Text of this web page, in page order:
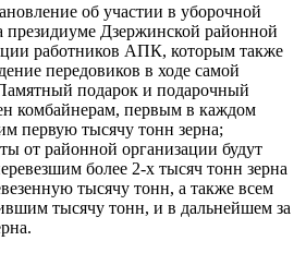
об участии в уборочной
Дзержинской районной
работников АПК, которым также
передовиков в ходе самой
подарок и подарочный
комбайнерам, первым в каждом
первую тысячу тонн зерна;
от районной организации будут
более 2-х тысяч тонн зерна
тысячу тонн, а также всем
тысячу тонн, и в дальнейшем за